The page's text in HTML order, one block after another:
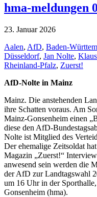
hma-meldungen
23. Januar 2026
Aalen, AfD, Baden-
Düsseldorf, Jan Nolte,
Rheinland-Pfalz, Zuerst!
AfD-Nolte in Mainz
Mainz. Die anstehenden
ihre Schatten voraus. Am
Mainz-Gonsenheim einen
diese den AfD-
Nolte ist Mitglied des
Der ehemalige Zeitsoldat
Magazin „Zuerst!“
anwesend sein werden die
der AfD zur Landtagswahl
um 16 Uhr in der
Gonsenheim (hma).